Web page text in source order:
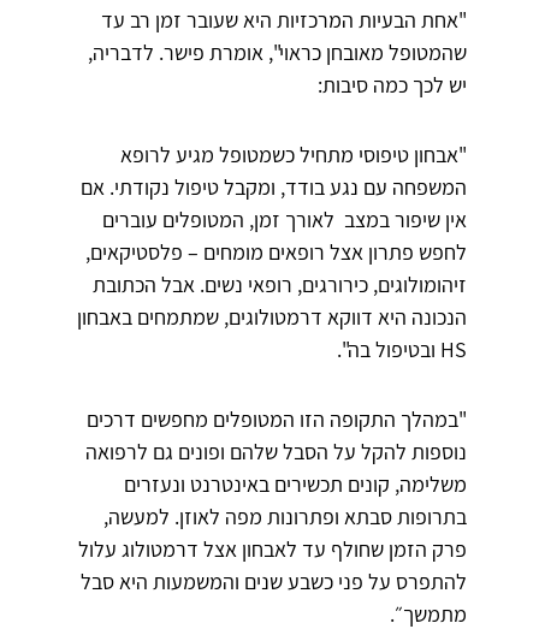
"אחת הבעיות המרכזיות היא שעובר זמן רב עד
שהמטופל מאובחן כראוי", אומרת פישר. לדבריה,
יש לכך כמה סיבות:
"אבחון טיפוסי מתחיל כשמטופל מגיע לרופא
המשפחה עם נגע בודד, ומקבל טיפול נקודתי. אם
אין שיפור במצב לאורך זמן, המטופלים עוברים
לחפש פתרון אצל רופאים מומחים – פלסטיקאים,
זיהומולוגים, כירורגים, רופאי נשים. אבל הכתובת
הנכונה היא דווקא דרמטולוגים, שמתמחים באבחון
HS ובטיפול בה".
"במהלך התקופה הזו המטופלים מחפשים דרכים
נוספות להקל על הסבל שלהם ופונים גם לרפואה
משלימה, קונים תכשירים באינטרנט ונעזרים
בתרופות סבתא ופתרונות מפה לאוזן. למעשה,
פרק הזמן שחולף עד לאבחון אצל דרמטולוג עלול
להתפרס על פני כשבע שנים והמשמעות היא סבל
מתמשך״.